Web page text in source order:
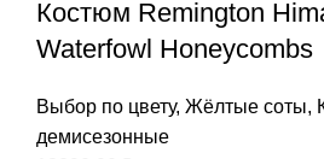
Костюм Remington
Waterfowl Honeycombs
Выбор по цвету, Жёлтые соты,
демисезонные